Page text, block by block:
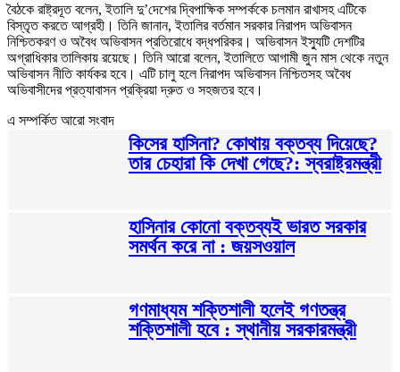
বৈঠকে রাষ্ট্রদূত বলেন, ইতালি দু’দেশের দ্বিপাক্ষিক সম্পর্ককে চলমান রাখাসহ এটিকে
বিস্তৃত করতে আগ্রহী। তিনি জানান, ইতালির বর্তমান সরকার নিরাপদ অভিবাসন
নিশ্চিতকরণ ও অবৈধ অভিবাসন প্রতিরোধে বদ্ধপরিকর। অভিবাসন ইস্যুটি দেশটির
অগ্রাধিকার তালিকায় রয়েছে। তিনি আরো বলেন, ইতালিতে আগামী জুন মাস থেকে নতুন
অভিবাসন নীতি কার্যকর হবে। এটি চালু হলে নিরাপদ অভিবাসন নিশ্চিতসহ অবৈধ
অভিবাসীদের প্রত্যাবাসন প্রক্রিয়া দ্রুত ও সহজতর হবে।
এ সম্পর্কিত আরো সংবাদ
কিসের হাসিনা? কোথায় বক্তব্য দিয়েছে?
তার চেহারা কি দেখা গেছে?: স্বরাষ্ট্রমন্ত্রী
হাসিনার কোনো বক্তব্যই ভারত সরকার
সমর্থন করে না : জয়সওয়াল
গণমাধ্যম শক্তিশালী হলেই গণতন্ত্র
শক্তিশালী হবে : স্থানীয় সরকারমন্ত্রী